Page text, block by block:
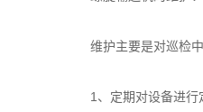
维护主要是对巡检中
1、定期对设备进行定